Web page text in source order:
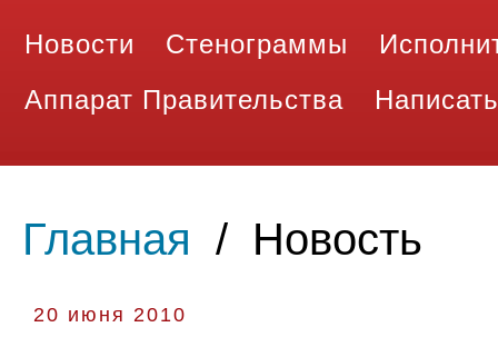
Новости Стенограммы
Аппарат Правительства
Главная / Новость
20 июня 2010